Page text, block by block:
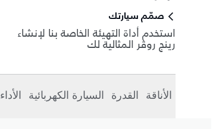
صمّم سيارتك
استخدم أداة التهيئة الخاصة بنا لإنشاء
رينج روڤر المثالية لك
الأناقة القدرة السيارة الكهربائية الأداء